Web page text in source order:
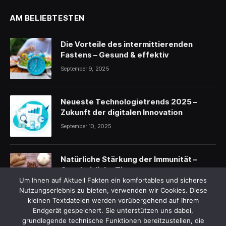
AM BELIEBTESTEN
Die Vorteile des intermittierenden
Fastens – Gesund & effektiv
September 9, 2025
Neueste Technologietrends 2025 –
Zukunft der digitalen Innovation
September 10, 2025
Natürliche Stärkung der Immunität –
Ganzheitliche Tipps
September 11, 2025
Um Ihnen auf Aktuell Fakten ein komfortables und sicheres
Nutzungserlebnis zu bieten, verwenden wir Cookies. Diese
kleinen Textdateien werden vorübergehend auf Ihrem
Endgerät gespeichert. Sie unterstützen uns dabei,
grundlegende technische Funktionen bereitzustellen, die